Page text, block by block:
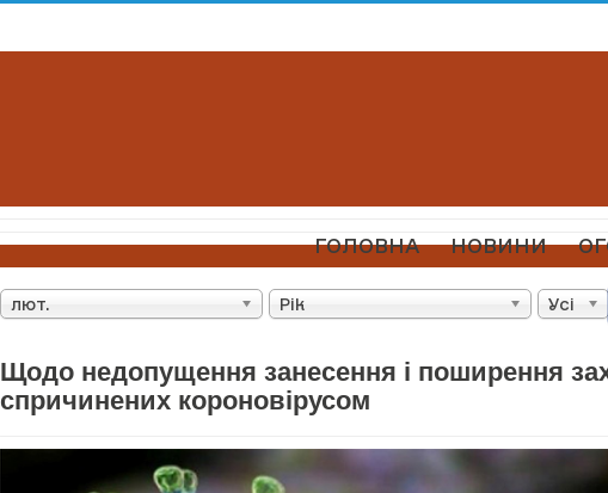
ГОЛОВНА НОВИНИ
лют. Рік Усі
Щодо недопущення занесення і поширення
спричинених короновірусом